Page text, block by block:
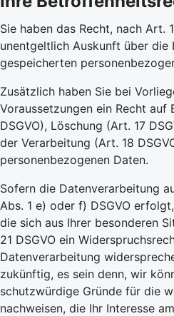
Sie haben das Recht, nach Art.
unentgeltlich Auskunft über die
gespeicherten
Zusätzlich haben Sie bei
Voraussetzungen ein Recht auf
DSGVO), Löschung (Art. 17
der Verarbeitung (Art. 18
personenbezogenen Daten.
Sofern die Datenverarbeitung
Abs. 1 e) oder f) DSGVO
die sich aus Ihrer besonderen
21 DSGVO ein
Datenverarbeitung
zukünftig, es sein denn, wir
schutzwürdige Gründe für die
nachweisen, die Ihr Interesse